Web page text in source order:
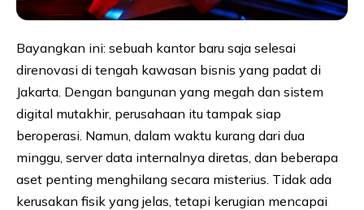
Bayangkan ini: sebuah kantor baru saja selesai
direnovasi di tengah kawasan bisnis yang padat di
Jakarta. Dengan bangunan yang megah dan sistem
digital mutakhir, perusahaan itu tampak siap
beroperasi. Namun, dalam waktu kurang dari dua
minggu, server data internalnya diretas, dan beberapa
aset penting menghilang secara misterius. Tidak ada
kerusakan fisik yang jelas, tetapi kerugian mencapai